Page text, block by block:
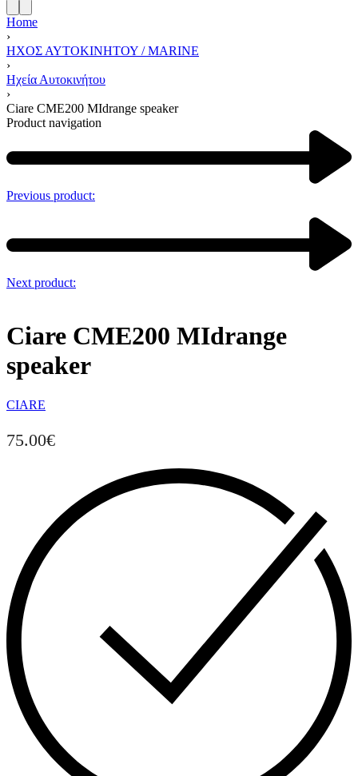
Home
›
ΗΧΟΣ ΑΥΤΟΚΙΝΗΤΟΥ / MARINE
›
Ηχεία Αυτοκινήτου
›
Ciare CME200 MIdrange speaker
Product navigation
Previous product:
Next product:
Ciare CME200 MIdrange
speaker
CIARE
75.00€